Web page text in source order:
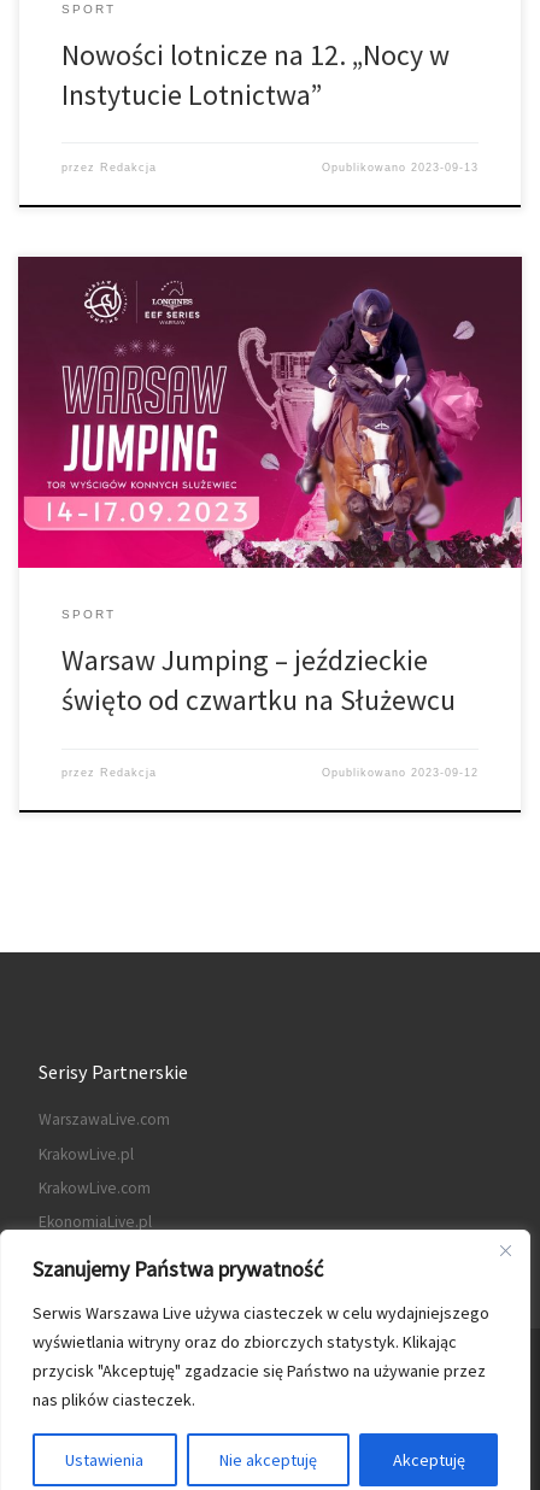
Szanujemy Państwa prywatność
Serwis Warszawa Live używa ciasteczek w celu wydajniejszego
wyświetlania witryny oraz do zbiorczych statystyk. Klikając
przycisk "Akceptuję" zgadzacie się Państwo na używanie przez
nas plików ciasteczek.
Ustawienia Nie akceptuję Akceptuję
SPORT
Nowości lotnicze na 12. „Nocy w
Instytucie Lotnictwa”
przez Redakcja Opublikowano 2023-09-13
Zawody Warsaw Jumping odbędą się 14-17 września 20923 r. na
Torze Wyścigów Konnych na Służewcu
SPORT
Warsaw Jumping – jeździeckie
święto od czwartku na Służewcu
przez Redakcja Opublikowano2023-09-12
Serisy Partnerskie
WarszawaLive.com
KrakowLive.pl
KrakowLive.com
EkonomiaLive.pl
© 2026Warszawa Live– Wszelkie prawa zastrzeżone
Oparte naWP– Zaprojektowano z